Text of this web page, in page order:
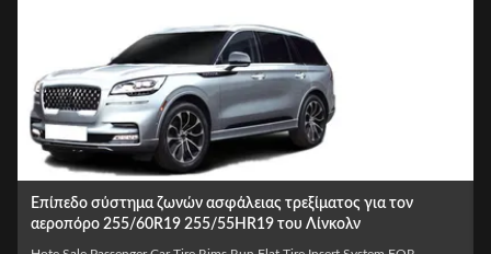
σύστημα ζωνών ασφάλειας τρεξίματος για τον
255/60R19 255/55HR19 του Λίνκολν
συστήματα